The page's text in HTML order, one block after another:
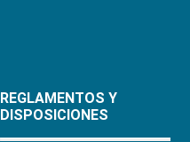
REGLAMENTOS Y
DISPOSICIONES